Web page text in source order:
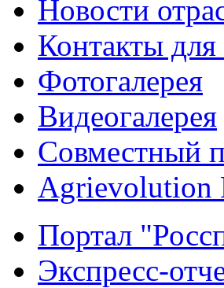
Новости
Контакты
Фотогалерея
Видеогалерея
Совместный
Agrievolution
Портал
Экспресс-